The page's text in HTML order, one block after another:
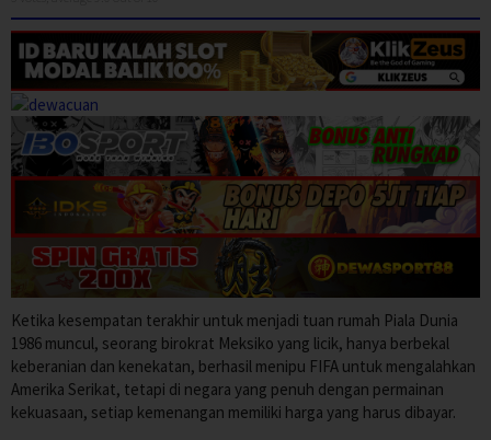
Ketika kesempatan terakhir untuk menjadi tuan rumah Piala Dunia
1986 muncul, seorang birokrat Meksiko yang licik, hanya berbekal
keberanian dan kenekatan, berhasil menipu FIFA untuk mengalahkan
Amerika Serikat, tetapi di negara yang penuh dengan permainan
kekuasaan, setiap kemenangan memiliki harga yang harus dibayar.